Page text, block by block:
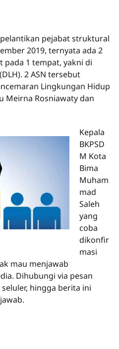
pejabat struktural
2019, ternyata ada 2
pada 1 tempat, yakni di
2 ASN tersebut
Lingkungan Hidup
Meirna Rosniawaty dan
Kepala
BKPSD
M Kota
Bima
Muham
mad
Saleh
yang
coba
dikonfir
masi
mau menjawab
Dihubungi via pesan
hingga berita ini